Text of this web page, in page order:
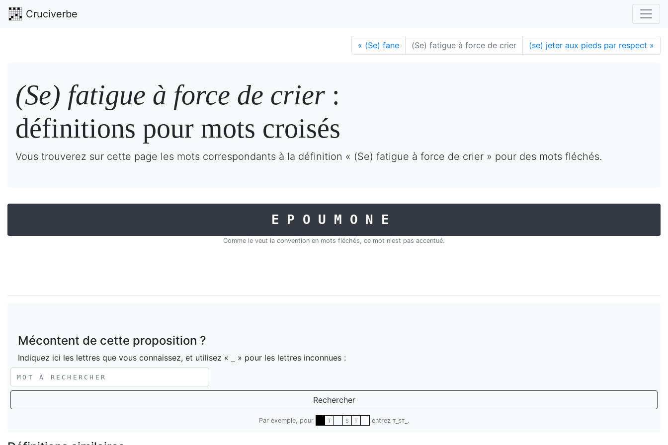
Cruciverbe
« (Se) fane (Se) fatigue à force de crier (se) jeter aux pieds par respect »
(Se) fatigue à force de crier :
définitions pour mots croisés
Vous trouverez sur cette page les mots correspondants à la définition « (Se) fatigue à force de crier » pour des mots fléchés.
EPOUMONE
Comme le veut la convention en mots fléchés, ce mot n'est pas accentué.
Mécontent de cette proposition ?
Indiquez ici les lettres que vous connaissez, et utilisez « » pour les lettres inconnues :
Rechercher
Par exemple, pour T S T entrez T_ST_ .